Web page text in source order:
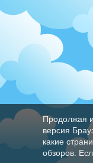
Продолжая
версия
какие
обзоров.